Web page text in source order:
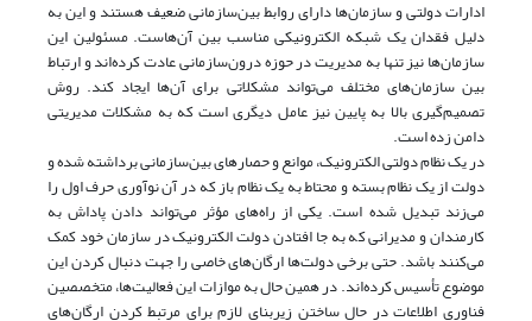
ادارات دولتی و سازمان‌ها دارای روابط بین‌سازمانی ضعیف هستند و این به
دلیل فقدان یک شبکه الکترونیکی مناسب بین آن‌هاست. مسئولین این
سازمان‌ها نیز تنها به مدیریت در حوزه درون‌سازمانی عادت کرده‌اند و ارتباط
بین سازمان‌های مختلف می‌تواند مشکلاتی برای آن‌ها ایجاد کند. روش
تصمیم‌گیری بالا به پایین نیز عامل دیگری است که به مشکلات مدیریتی
دامن زده است.
در یک نظام دولتی الکترونیک، موانع و حصارهای بین‌سازمانی برداشته شده و
دولت از یک نظام بسته و محتاط به یک نظام باز که در آن نوآوری حرف اول را
می‌زند تبدیل شده است. یکی از راه‌های مؤثر می‌تواند دادن پاداش به
کارمندان و مدیرانی که به جا افتادن دولت الکترونیک در سازمان خود کمک
می‌کنند باشد. حتی برخی دولت‌ها ارگان‌های خاصی را جهت دنبال کردن این
موضوع تأسیس کرده‌اند. در همین حال به موازات این فعالیت‌ها، متخصصین
فناوری اطلاعات در حال ساختن زیربنای لازم برای مرتبط کردن ارگان‌های